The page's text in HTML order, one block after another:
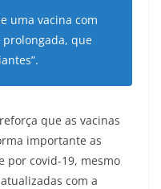
uma vacina com
que
que as vacinas
importante as
por covid-19, mesmo
com a